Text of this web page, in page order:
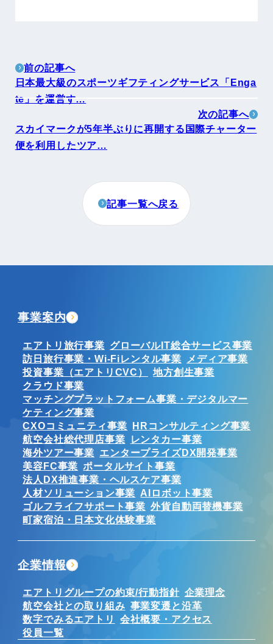
前の記事へ
日本最大級のスポーツギフティングサービス「Enga
te」を運営す…
次の記事へ
スカイマークが5年半ぶりに再開する国際チャーター
便を利用したツア…
記事一覧へ戻る
事業案内
エアトリ旅行事業 グローバルIT総合サービス事業
訪日旅行事業・Wi-Fiレンタル事業
メディア事業
投資事業（エアトリCVC）
地方創生事業
クラウド事業
マッチングプラットフォーム事業・デジタルマー
ケティング事業
CXOコミュニティ事業 HRコンサルティング事業
航空会社総代理店事業
レンタカー事業
海外ツアー事業 エンタープライズDX開発事業
美容FC事業 ポータルサイト事業
法人DX推進事業・ヘルスケア事業
人材ソリューション事業 AIロボット事業
ゴルフライフサポート事業 外貨自動両替機事業
町家宿泊・日本文化体験事業
企業情報
エアトリグループの約束/行動指針 企業理念
航空会社との取り組み 事業変遷と沿革
数字でみるエアトリ
会社概要・アクセス
役員一覧